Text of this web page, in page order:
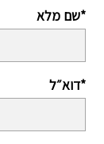
שם מלא*
דוא״ל*